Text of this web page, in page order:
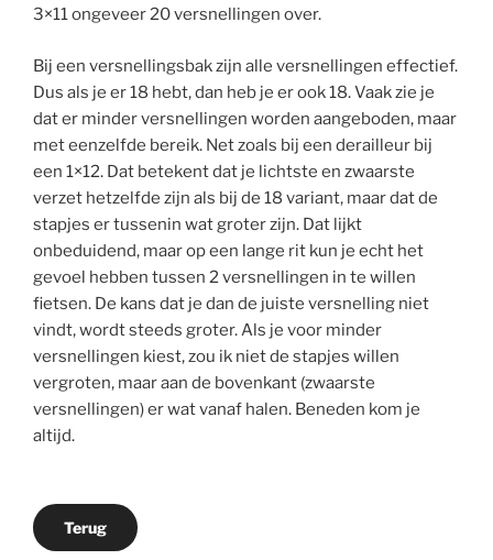
3×11 ongeveer 20 versnellingen over.
Bij een versnellingsbak zijn alle versnellingen effectief.
Dus als je er 18 hebt, dan heb je er ook 18. Vaak zie je
dat er minder versnellingen worden aangeboden, maar
met eenzelfde bereik. Net zoals bij een derailleur bij
een 1×12. Dat betekent dat je lichtste en zwaarste
verzet hetzelfde zijn als bij de 18 variant, maar dat de
stapjes er tussenin wat groter zijn. Dat lijkt
onbeduidend, maar op een lange rit kun je echt het
gevoel hebben tussen 2 versnellingen in te willen
fietsen. De kans dat je dan de juiste versnelling niet
vindt, wordt steeds groter. Als je voor minder
versnellingen kiest, zou ik niet de stapjes willen
vergroten, maar aan de bovenkant (zwaarste
versnellingen) er wat vanaf halen. Beneden kom je
altijd.
Terug